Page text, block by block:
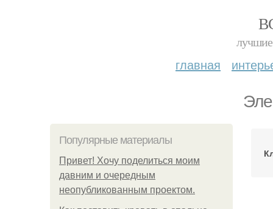
лучшие
главная
Популярные материалы
Привет! Хочу поделиться моим
давним и очередным
неопубликованным проектом.